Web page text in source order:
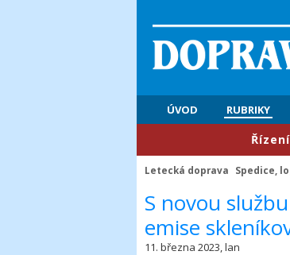
ÚVOD RUBRIKY
​Řízení
Letecká doprava Spedice,
​S novou
emise
11. března 2023, lan